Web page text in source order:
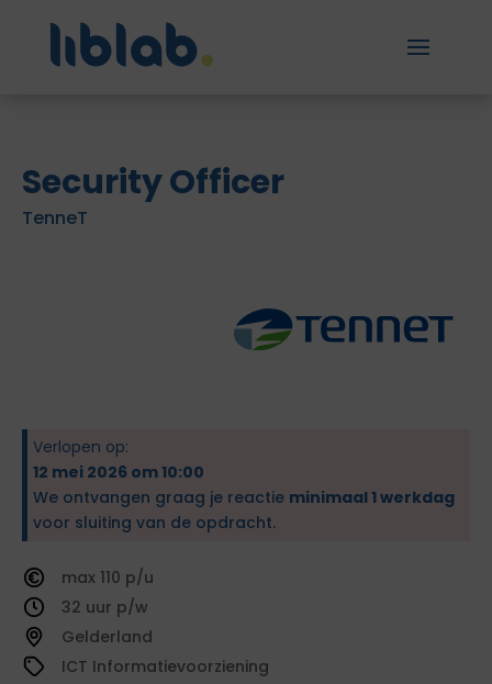
Security Officer
TenneT
Verlopen op:
12 mei 2026 om 10:00
We ontvangen graag je reactie minimaal 1 werkdag
voor sluiting van de opdracht.
110
32
Gelderland
ICT Informatievoorziening